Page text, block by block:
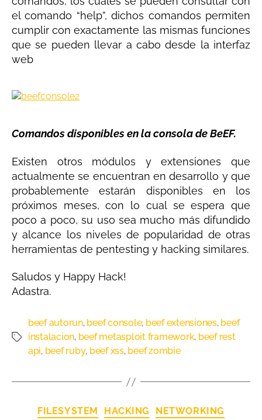
el comando “help”, dichos comandos permiten
cumplir con exactamente las mismas funciones
que se pueden llevar a cabo desde la interfaz
web
Comandos disponibles en la consola de BeEF.
Existen otros módulos y extensiones que
actualmente se encuentran en desarrollo y que
probablemente estarán disponibles en los
próximos meses, con lo cual se espera que
poco a poco, su uso sea mucho más difundido
y alcance los niveles de popularidad de otras
herramientas de pentesting y hacking similares.
Saludos y Happy Hack!
Adastra.
beef autorun, beef console, beef extensiones, beef
instalacion, beef metasploit framework, beef rest
api, beef ruby, beef xss, beef zombie
FILESYSTEM HACKING
NETWORKING